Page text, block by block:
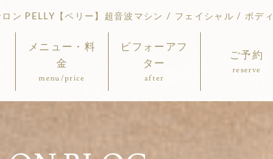
ロン PELLY【ペリー】超音波マシン / フェイシャル / ボディ
メニュー・料
金
menu/price
ビフォーアフ
ター
after
ご予約
reserve